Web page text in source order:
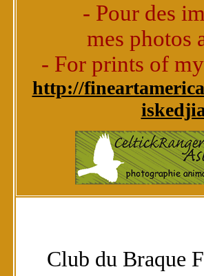
- Pour des
mes photos
- For prints of
http://
Club du Braque